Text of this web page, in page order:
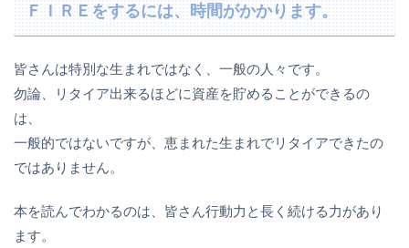
ＦＩＲＥをするには、時間がかかります。
皆さんは特別な生まれではなく、一般の人々です。
勿論、リタイア出来るほどに資産を貯めることができるの
は、
一般的ではないですが、恵まれた生まれでリタイアできたの
ではありません。
本を読んでわかるのは、皆さん行動力と長く続ける力があり
ます。